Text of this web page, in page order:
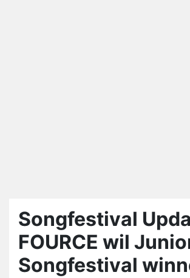
Songfestival
FOURCE wil
Songfestival